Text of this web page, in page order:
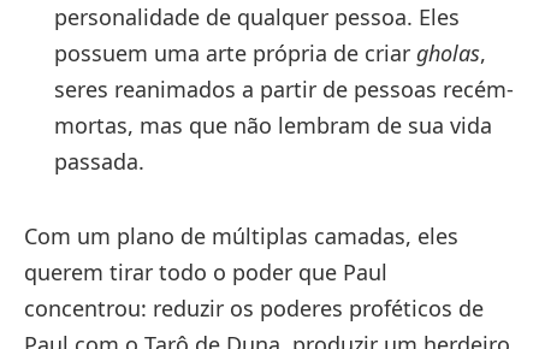
personalidade de qualquer pessoa. Eles
possuem uma arte própria de criar gholas,
seres reanimados a partir de pessoas recém-
mortas, mas que não lembram de sua vida
passada.
Com um plano de múltiplas camadas, eles
querem tirar todo o poder que Paul
concentrou: reduzir os poderes proféticos de